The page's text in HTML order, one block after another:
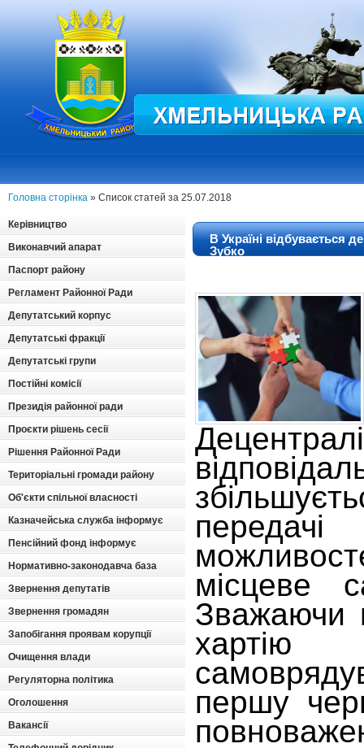
Головна сторінка » Список статей за 25.07.2018
Керівництво
Виконавчий апарат
Паспорт району
Регламент Районної Ради
Депутатський корпус
Депутатські фракції
Депутатські групи
Постійні комісії
Президія районної ради
Проєкти рішень сесії
Рішення Районної Ради
Територіальні громади району
Об'єкти спільної власності
Казначейська служба інформує
Пенсійний фонд інформує
Нормативно-законодавча база
Звернення депутатів
Звернення громадян
Запобігання проявам корупції
Очищення влади
Регуляторна політика
Оголошення
Вакансії
В Україні відбувається
Зубко
місцеве
Зважаючи
хартію
першу